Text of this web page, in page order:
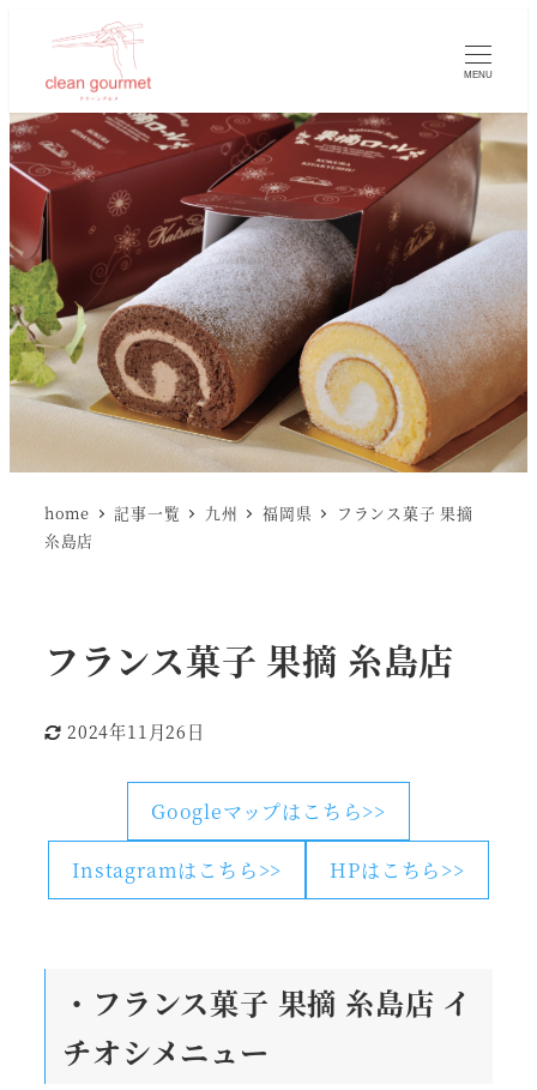
MENU
home 記事一覧 九州 福岡県
フランス菓子 果摘
糸島店
フランス菓子 果摘 糸島店
更新日
2024年11月26日
Googleマップはこちら>>
Instagramはこちら>> HPはこちら>>
・フランス菓子 果摘 糸島店 イ
チオシメニュー